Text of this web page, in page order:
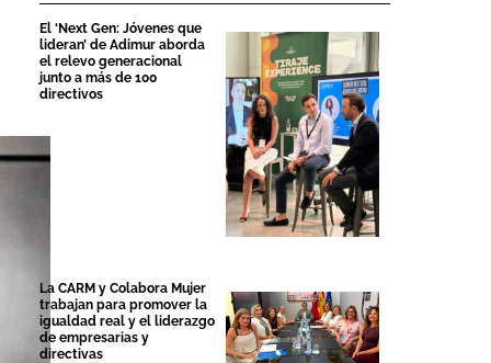
El ‘Next Gen: Jóvenes que
lideran’ de Adimur aborda
el relevo generacional
junto a más de 100
directivos
La CARM y Colabora Mujer
trabajan para promover la
igualdad real y el liderazgo
de empresarias y
directivas